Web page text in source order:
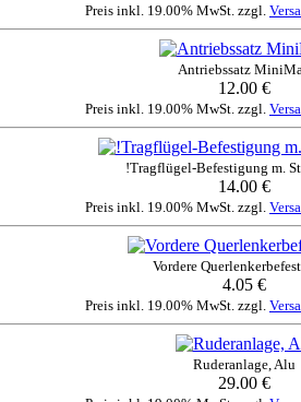
Preis inkl. 19.00% MwSt. zzgl.
Antriebssatz
12.00 €
Preis inkl. 19.00% MwSt. zzgl.
!Tragflügel-Befestigung m.
14.00 €
Preis inkl. 19.00% MwSt. zzgl.
Vordere
4.05 €
Preis inkl. 19.00% MwSt. zzgl.
Ruderanlage, Alu
29.00 €